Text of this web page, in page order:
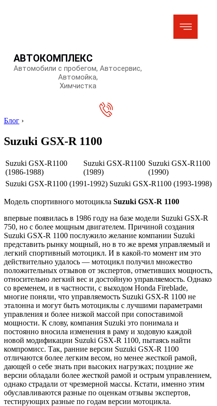
АВТОКОМПЛЕКС
Автомобили с пробегом, Автосервис,
Автомойка,
Химчистка
Блог ›
Suzuki GSX-R 1100
Suzuki GSX-R1100
(1986-1988)
Suzuki GSX-R1100
(1989)
Suzuki GSX-R1100
(1990)
Suzuki GSX-R1100 (1991-1992) Suzuki GSX-R1100 (1993-1998)
Модель спортивного мотоцикла Suzuki GSX-R 1100
впервые появилась в 1986 году на базе модели Suzuki GSX-R
750, но с более мощным двигателем. Причиной создания
Suzuki GSX-R 1100 послужило желание компании Suzuki
представить рынку мощный, но в то же время управляемый и
легкий спортивный мотоцикл. И в какой-то момент им это
действительно удалось — мотоцикл получил множество
положительных отзывов от экспертов, отметивших мощность,
относительно легкий вес и достойную управляемость. Однако
со временем, и в частности, с выходом Honda Fireblade,
многие поняли, что управляемость Suzuki GSX-R 1100 не
эталонна и могут быть мотоциклы с лучшими параметрами
управления и более низкой массой при сопоставимой
мощности. К слову, компания Suzuki это понимала и
постоянно вносила изменения в раму и ходовую каждой
новой модификации Suzuki GSX-R 1100, пытаясь найти
компромисс. Так, ранние версии Suzuki GSX-R 1100
отличаются более легким весом, но менее жесткой рамой,
дающей о себе знать при высоких нагрузках; поздние же
версии обладали более жесткой рамой и острым управлением,
однако страдали от чрезмерной массы. Кстати, именно этим
обуславливаются разные по оценкам отзывы экспертов,
тестирующих разные по годам версии мотоцикла.